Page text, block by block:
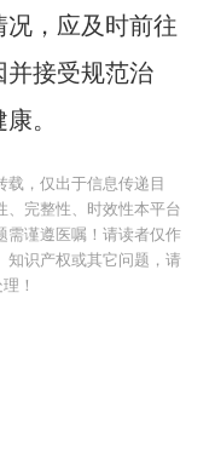
，应及时前往
并接受规范治
。
，仅出于信息传递目
、完整性、时效性本平台
需谨遵医嘱！请读者仅作
知识产权或其它问题，请
！